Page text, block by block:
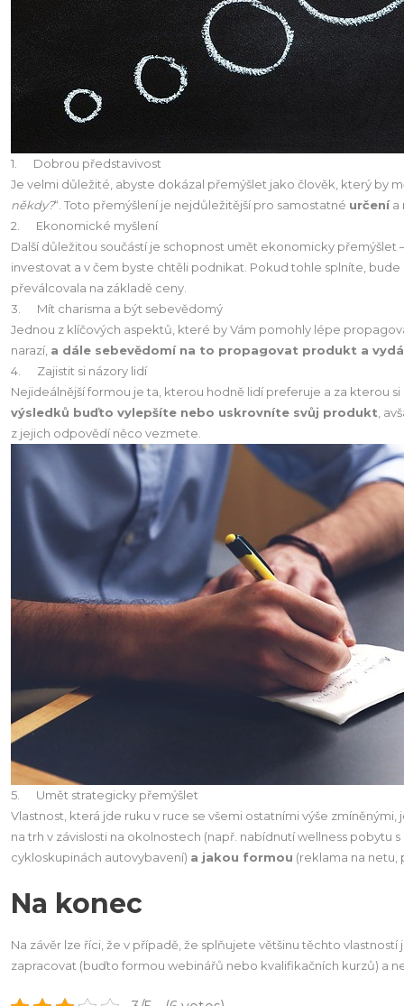
1. Dobrou představivost
Je velmi důležité, abyste dokázal přemýšlet jako člověk, který by
někdy?“. Toto přemýšlení je nejdůležitější pro samostatné určenía
2. Ekonomické myšlení
Další důležitou součástí je schopnost umět ekonomicky přemýšlet
investovat a v čem byste chtěli podnikat. Pokud tohle splníte,
převálcovala na základě ceny.
3. Mít charisma a být sebevědomý
Jednou z klíčových aspektů, které by Vám pomohly lépe
narazí, a dále sebevědomí na to propagovat produkt a
4. Zajistit si názory lidí
Nejideálnější formou je ta, kterou hodně lidí preferuje a za kterou
výsledků buďto vylepšíte nebo uskrovníte svůj produkt ,
z jejich odpovědí něco vezmete.
5. Umět strategicky přemýšlet
Vlastnost, která jde ruku v ruce se všemi ostatními výše
na trh v závislosti na okolnostech (např. nabídnutí wellness
cykloskupinách autovybavení) a jakou formou (reklama na
Na konec
Na závěr lze říci, že v případě, že splňujete většinu těchto
zapracovat (buďto formou webinářů nebo kvalifikačních kurzů) a